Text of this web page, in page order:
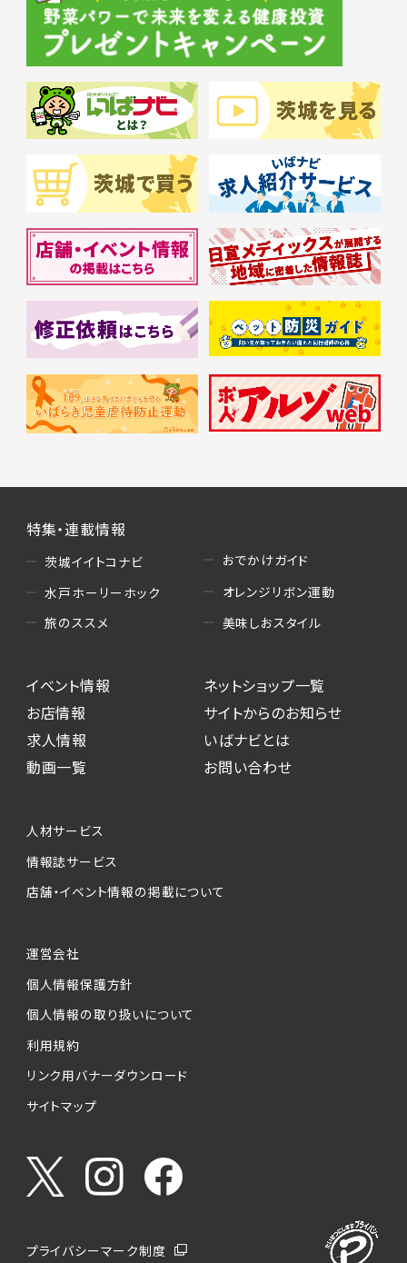
特集・連載情報
茨城イイトコナビ
水戸ホーリーホック
旅のススメ
おでかけガイド
オレンジリボン運動
美味しおスタイル
イベント情報
お店情報
求人情報
動画一覧
ネットショップ一覧
サイトからのお知らせ
いばナビとは
お問い合わせ
人材サービス
情報誌サービス
店舗・イベント情報の掲載について
運営会社
個人情報保護方針
個人情報の取り扱いについて
利用規約
リンク用バナーダウンロード
サイトマップ
プライバシーマーク制度